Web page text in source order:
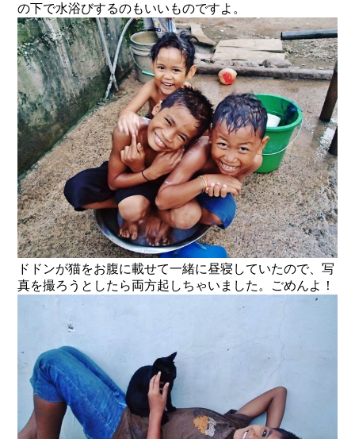
の下で水浴びするのもいいものですよ。
ドドンが猫をお腹に載せて一緒に昼寝していたので、写
真を撮ろうとしたら両方起しちゃいました。ごめんよ！